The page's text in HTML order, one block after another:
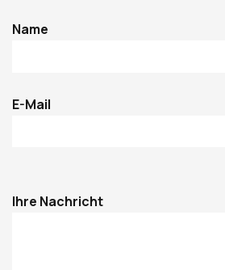
Name
E-Mail
Ihre Nachricht